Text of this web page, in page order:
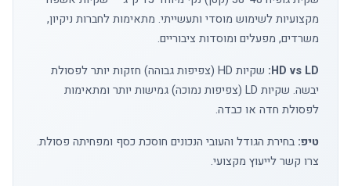
מקצועיות לשימוש מוסדי ותעשייתי. מתאימות לחברות ניקיון,
משרדים, מפעלים ומוסדות ציבוריים.
HD vs LD:
שקיות HD (צפיפות גבוהה) חזקות יותר לפסולת
יבשה. שקיות LD (צפיפות נמוכה) גמישות יותר ומתאימות
לפסולת חדה או כבדה.
טיפ: בחירת הגודל והעובי הנכונים חוסכת כסף ומפחיתה פסולת.
צרו קשרלייעוץ מקצועי.